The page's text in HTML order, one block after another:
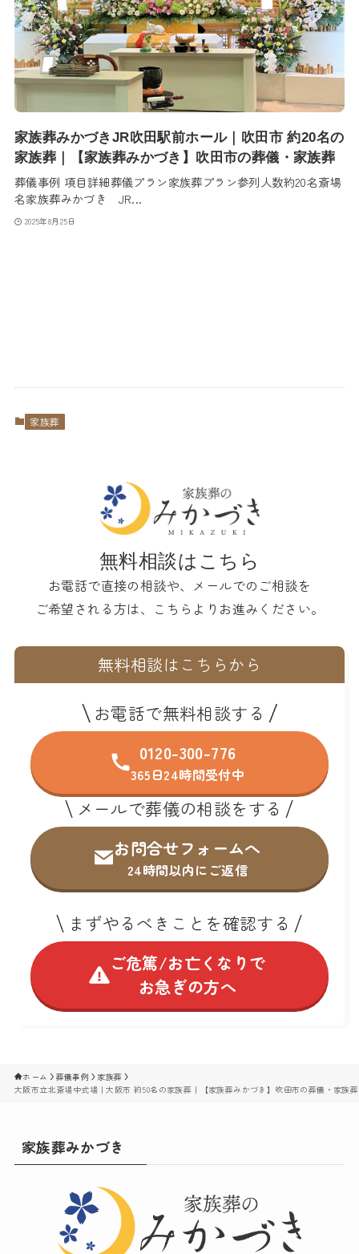
家族葬みかづきJR吹田駅前ホール｜吹田市 約20名の
家族葬｜【家族葬みかづき】吹田市の葬儀・家族葬
葬儀事例 項目詳細葬儀プラン家族葬プラン参列人数約20名斎場
名家族葬みかづき JR...
2025年8月25日
家族葬
無料相談はこちら
お電話で直接の相談や、メールでのご相談を
ご希望される方は、こちらよりお進みください。
無料相談はこちらから
お電話で無料相談する
0120-300-776
365日24時間受付中
メールで葬儀の相談をする
お問合せフォームへ
24時間以内にご返信
まずやるべきことを確認する
ご危篤/お亡くなりで
お急ぎの方へ
ホーム 葬儀事例
家族葬
大阪市立北斎場中式場｜大阪市 約50名の家族葬｜【家族葬みかづき】吹田市の葬儀・家族葬
家族葬みかづき